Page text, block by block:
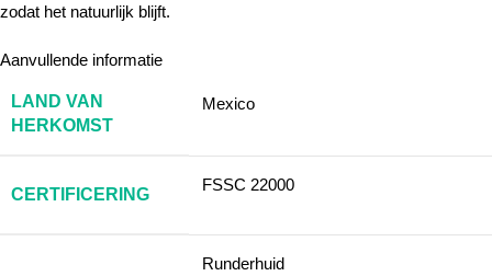
zodat het natuurlijk blijft.
Aanvullende informatie
LAND VAN
HERKOMST
Mexico
CERTIFICERING
FSSC 22000
Runderhuid